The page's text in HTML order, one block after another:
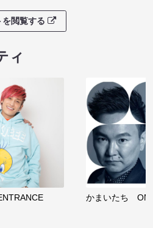
を閲覧する
ィ
かまいたち